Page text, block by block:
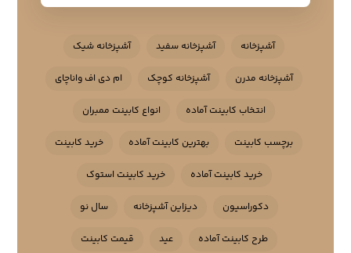
آشپزخانه آشپزخانه سفید آشپزخانه شیک
آشپزخانه مدرن آشپزخانه کوچک ام دی اف واناچای
انتخاب کابینت آماده انواع کابینت ممبران
برچسب کابینت بهترین کابینت آماده خرید کابینت
خرید کابینت آماده خرید کابینت استوک
دکوراسیون دیزاین آشپزخانه سال نو
طرح کابینت آماده عید قیمت کابینت